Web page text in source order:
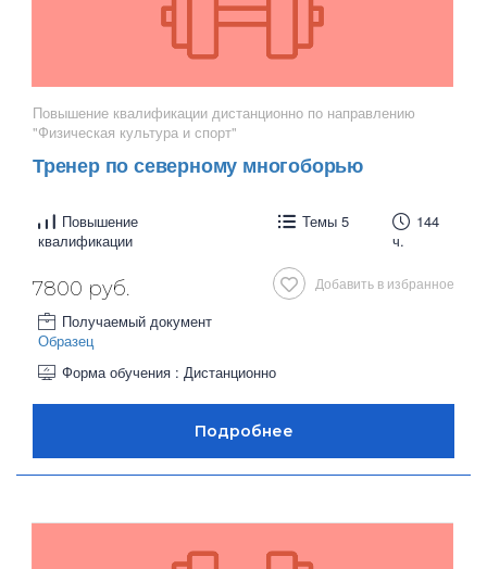
Повышение квалификации дистанционно по направлению
"Физическая культура и спорт"
Тренер по северному многоборью
Повышение
квалификации
Темы 5
144
ч.
Добавить в избранное
7800 руб.
Получаемый документ
Образец
Форма обучения : Дистанционно